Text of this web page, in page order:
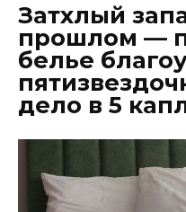
Затхлый
прошлом —
белье
дело в 5